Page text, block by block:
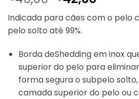
preço
original
era:
€46,00.
preço
atual
€42,00.
Indicada para cães com o pelo
pelo solto até 99%.
Borda deShedding em inox
superior do pelo para
forma segura o subpelo
camada superior do pelo ou